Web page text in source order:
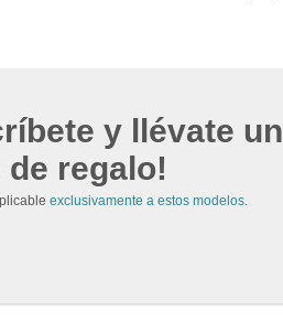
y llévate un
de regalo!
exclusivamente a estos modelos.